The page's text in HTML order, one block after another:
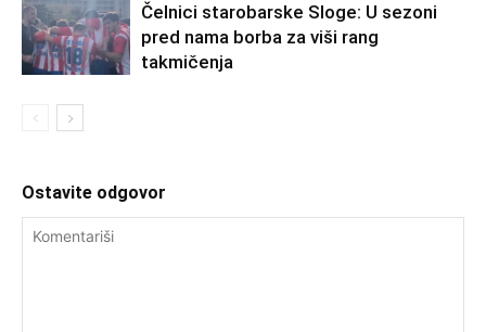
Čelnici starobarske Sloge: U sezoni
pred nama borba za viši rang
takmičenja
Ostavite odgovor